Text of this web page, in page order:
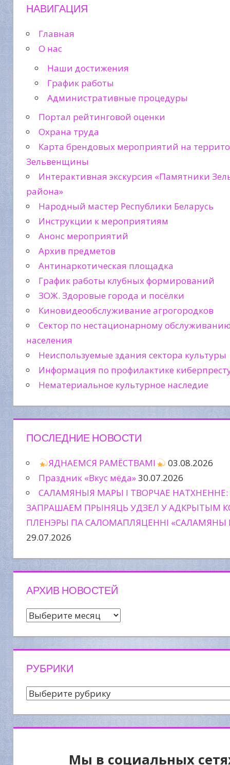
НАВИГАЦИЯ
Главная
О нас
Наши достижения
График работы
Административные процедуры
Портал рейтинговой оценки
Охрана труда
Карта брендовых мероприятий на
Зельвенщины
Интерактивная экскурсия «Памятники
района»
Народный мастер Республики Беларусь
Инструкции к мероприятиям
Анонс мероприятий
Архив предметов
Антинаркотическая площадка
График работы клубных формирований
ЗОЖ. Здоровые города и посёлки
Киновидеообслуживание агрогородков
Сектор по нестационарному
населения
Неиспользуемые здания сектора культуры
Информация по профилактике
Нематериальное культурное наследие
ПОСЛЕДНИЕ НОВОСТИ
ЯДНАЕМСЯ РАМЁСТВАМІ
03.08.2026
Праздник «Вкус мёда»30.07.2026
САЛАМЯНЫЯ МАРЫ І ТВОРЧАЕ НАТХНЕННЕ:
ЗАПРАШАЕМ ПРЫНЯЦЬ УДЗЕЛ У АДКРЫТЫМ
ПЛЕНЭРЫ ПА САЛОМАПЛЯЦЕННІ «САЛАМЯНЫ
29.07.2026
АРХИВ НОВОСТЕЙ
Архив
РУБРИКИ
Рубрики
Мы в социальных